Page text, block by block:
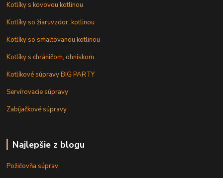
Kotlíky s kovovou kotlinou
Kotlíky so žiaruvzdor. kotlinou
Kotlíky so smaltovanou kotlinou
Kotlíky s chráničom, ohniskom
Kotlíkové súpravy BIG PARTY
Servírovacie súpravy
Zabíjačkové súpravy
Najlepšie z blogu
Požičovňa súprav